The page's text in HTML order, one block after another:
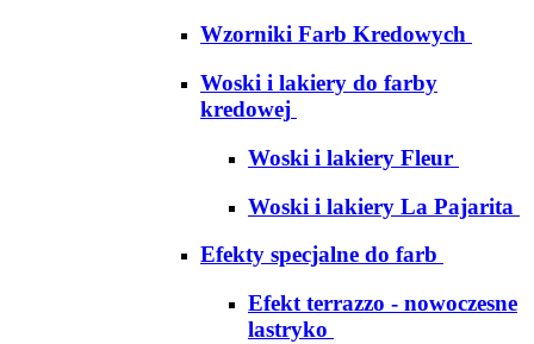
Wzorniki Farb Kredowych
Woski i lakiery do farby
kredowej
Woski i lakiery Fleur
Woski i lakiery La Pajarita
Efekty specjalne do farb
Efekt terrazzo - nowoczesne
lastryko